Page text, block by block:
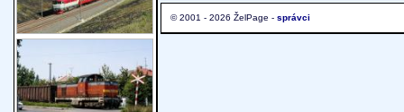
© 2001 - 2026 ŽelPage - správci